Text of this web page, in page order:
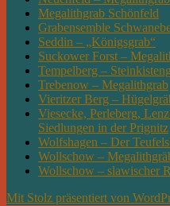
Megalithgrab Schönfeld
Grabensemble
Seddin – „Königsgrab“
Suckower Forst –
Tempelberg –
Trebenow – Megalithgrab
Vieritzer Berg –
Viesecke, Perleberg,
Siedlungen in der Prignitz
Wolfshagen – Der
Wollschow –
Wollschow – slawischer
Mit Stolz präsentiert von